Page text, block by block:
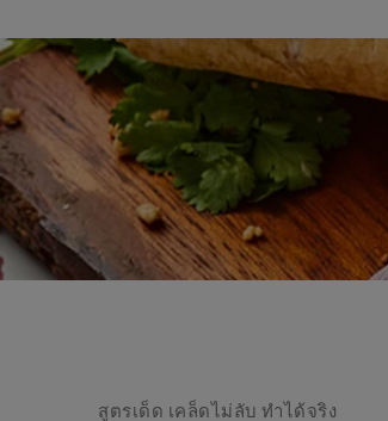
สูตรเด็ด เคล็ดไม่ลับ ทำได้จริง